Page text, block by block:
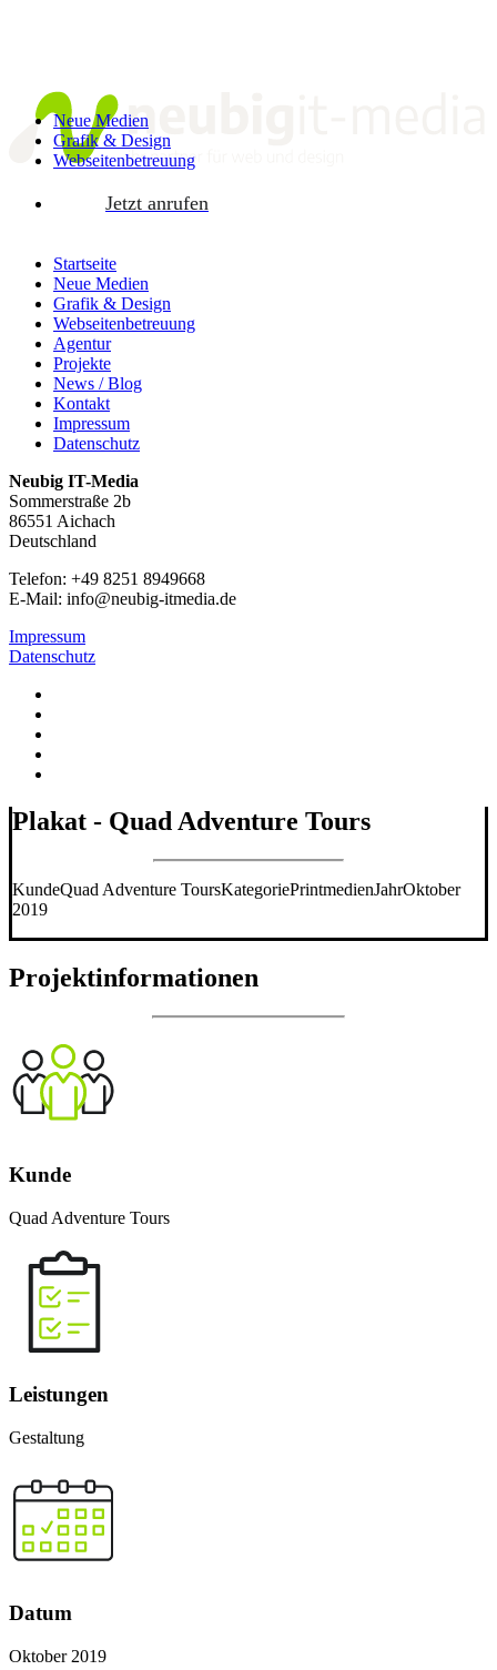
Neue Medien
Grafik & Design
Webseitenbetreuung
Jetzt anrufen
Startseite
Neue Medien
Grafik & Design
Webseitenbetreuung
Agentur
Projekte
News / Blog
Kontakt
Impressum
Datenschutz
Neubig IT-Media
Sommerstraße 2b
86551 Aichach
Deutschland
Telefon: +49 8251 8949668
E-Mail: info@neubig-itmedia.de
Impressum
Datenschutz
Plakat - Quad Adventure Tours
KundeQuad Adventure ToursKategoriePrintmedienJahrOktober
2019
Projektinformationen
Kunde
Quad Adventure Tours
Leistungen
Gestaltung
Datum
Oktober 2019